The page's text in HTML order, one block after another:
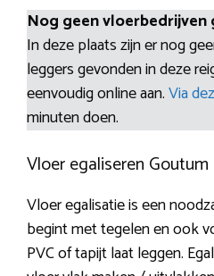
Nog geen vloerbedrijven
In deze plaats zijn er nog
leggers gevonden in deze
eenvoudig online aan.Via
minuten doen.
Vloer egaliseren Goutum
Vloer egalisatie is een
begint met tegelen en ook
PVC of tapijt laat leggen.